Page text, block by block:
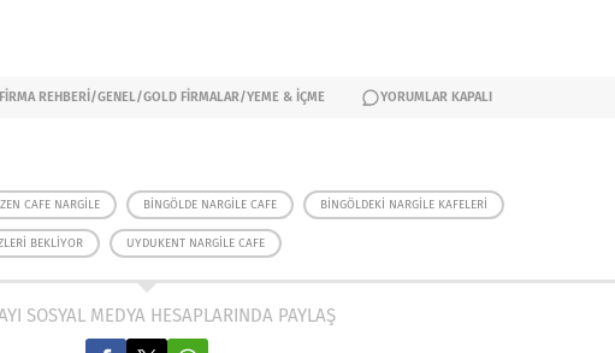
FIRMA REHBERI /GENEL/GOLD FIRMALAR/YEME & İÇME YORUMLAR KAPALI
CAFE NARGILE BINGÖLDE NARGILE CAFE BINGÖLDEKI NARGILE KAFELERI
BEKLIYOR UYDUKENT NARGILE CAFE
SOSYAL MEDYA HESAPLARINDA PAYLAŞ